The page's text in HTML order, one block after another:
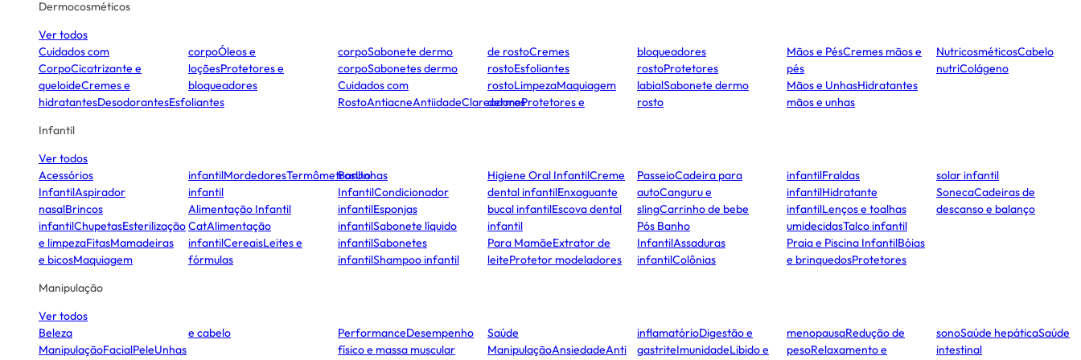
Dermocosméticos
Ver todos
Cuidados com
CorpoCicatrizante e
queloideCremes e
hidratantesDesodorantesEsfoliantes
corpoÓleos e
loçõesProtetores e
bloqueadores
corpoSabonete dermo
corpoSabonetes dermo
Cuidados com
RostoAntiacneAntiidadeClareadores
de rostoCremes
rostoEsfoliantes
rostoLimpezaMaquiagem
dermoProtetores e
bloqueadores
rostoProtetores
labialSabonete dermo
rosto
Mãos e PésCremes mãos e
pés
Mãos e UnhasHidratantes
mãos e unhas
NutricosméticosCabelo
nutriColágeno
Infantil
Ver todos
Acessórios
InfantilAspirador
nasalBrincos
infantilChupetasEsterilização
e limpezaFitasMamadeiras
e bicosMaquiagem
infantilMordedoresTermômetrosUnhas
infantil
Alimentação Infantil
CatAlimentação
infantilCereaisLeites e
fórmulas
Banho
InfantilCondicionador
infantilEsponjas
infantilSabonete líquido
infantilSabonetes
infantilShampoo infantil
Higiene Oral InfantilCreme
dental infantilEnxaguante
bucal infantilEscova dental
infantil
Para MamãeExtrator de
leiteProtetor modeladores
PasseioCadeira para
autoCanguru e
slingCarrinho de bebe
Pós Banho
InfantilAssaduras
infantilColônias
infantilFraldas
infantilHidratante
infantilLenços e toalhas
umidecidasTalco infantil
Praia e Piscina InfantilBóias
e brinquedosProtetores
solar infantil
SonecaCadeiras de
descanso e balanço
Manipulação
Ver todos
Beleza
ManipulaçãoFacialPeleUnhas
e cabelo PerformanceDesempenho
físico e massa muscular
Saúde
ManipulaçãoAnsiedadeAnti
inflamatórioDigestão e
gastriteImunidadeLibido e
menopausaRedução de
pesoRelaxamento e
sonoSaúde hepáticaSaúde
intestinal